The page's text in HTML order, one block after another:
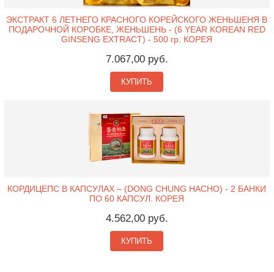
ЭКСТРАКТ 6 ЛЕТНЕГО КРАСНОГО КОРЕЙСКОГО ЖЕНЬШЕНЯ В
ПОДАРОЧНОЙ КОРОБКЕ, ЖЕНЬШЕНЬ - (6 YEAR KOREAN RED
GINSENG EXTRACT) - 500 гр. КОРЕЯ
7.067,00 руб.
КУПИТЬ
КОРДИЦЕПС В КАПСУЛАХ – (DONG CHUNG HACHO) - 2 БАНКИ
ПО 60 КАПСУЛ. КОРЕЯ
4.562,00 руб.
КУПИТЬ